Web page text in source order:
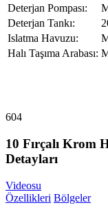
Deterjan Pompası:
Deterjan Tankı:
Islatma Havuzu:
Halı Taşıma Arabası:
604
10 Fırçalı Krom
Detayları
Videosu
Özellikleri Bölgeler